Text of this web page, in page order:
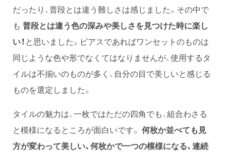
だったり、普段とは違う難しさは感じました。その中で
も 普段とは違う色の深みや美しさを見つけた時に楽し
い！と思いました。ピアスであればワンセットのものは
同じような色や形でなくてはなりませんが、使用するタ
イルは不揃いのものが多く、自分の目で美しいと感じる
ものを選定しました。
タイルの魅力は、一枚ではただの四角でも、組合わさる
と模様になるところが面白いです。 何枚か並べても見
方が変わって美しい、何枚かで一つの模様になる、連続